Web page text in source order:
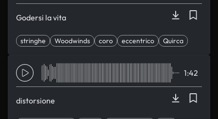
Godersi la vita
stringhe Woodwinds coro eccentrico Quirca
distorsione
1:42